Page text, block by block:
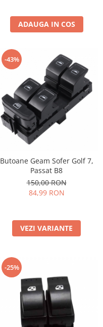
ADAUGA IN COS
-43%
Butoane Geam Sofer Golf 7,
Passat B8
150,00 RON
84,99 RON
VEZI VARIANTE
-25%